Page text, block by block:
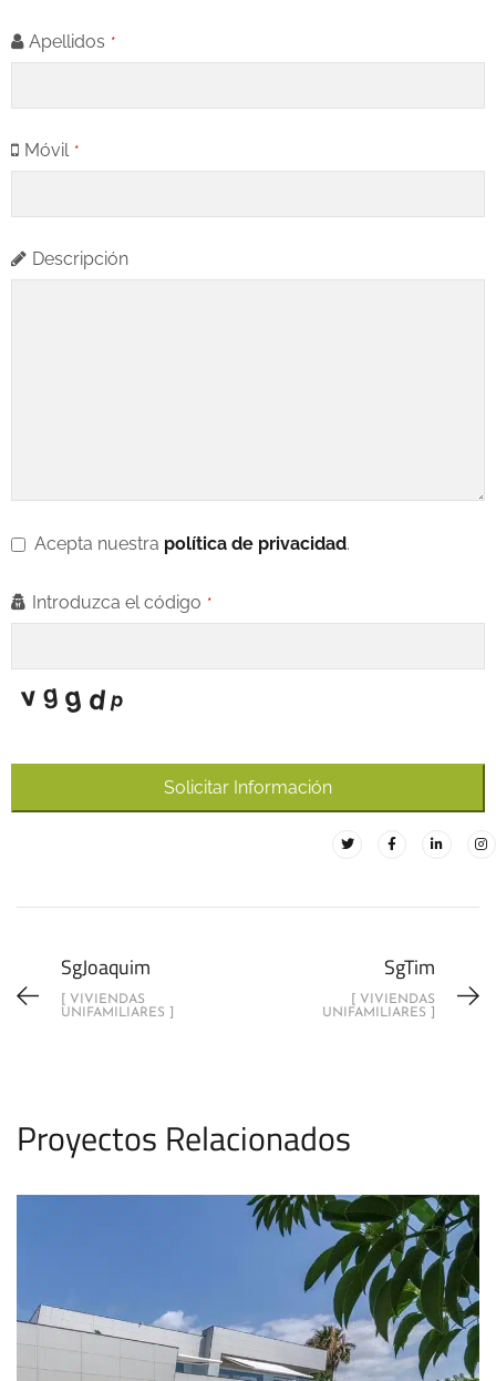
Apellidos *
Móvil *
Descripción
Acepta nuestra política de privacidad.
P
o
N
Introduzca el código *
Solicitar Información
SgJoaquim
[ VIVIENDAS
UNIFAMILIARES ]
SgTim
[ VIVIENDAS
UNIFAMILIARES ]
Proyectos Relacionados